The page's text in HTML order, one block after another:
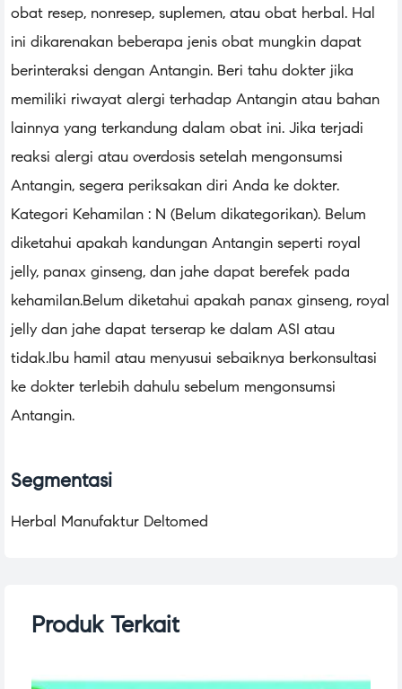
obat resep, nonresep, suplemen, atau obat herbal. Hal
ini dikarenakan beberapa jenis obat mungkin dapat
berinteraksi dengan Antangin. Beri tahu dokter jika
memiliki riwayat alergi terhadap Antangin atau bahan
lainnya yang terkandung dalam obat ini. Jika terjadi
reaksi alergi atau overdosis setelah mengonsumsi
Antangin, segera periksakan diri Anda ke dokter.
Kategori Kehamilan : N (Belum dikategorikan). Belum
diketahui apakah kandungan Antangin seperti royal
jelly, panax ginseng, dan jahe dapat berefek pada
kehamilan.Belum diketahui apakah panax ginseng, royal
jelly dan jahe dapat terserap ke dalam ASI atau
tidak.Ibu hamil atau menyusui sebaiknya berkonsultasi
ke dokter terlebih dahulu sebelum mengonsumsi
Antangin.
Segmentasi
Herbal Manufaktur Deltomed
Produk Terkait